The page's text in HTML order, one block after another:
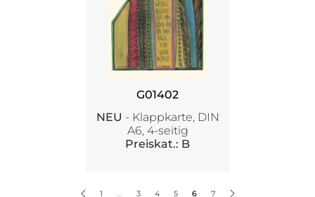
G01402
NEU - Klappkarte, DIN
A6, 4-seitig
Preiskat.: B
1 … 3 4 5 6 7